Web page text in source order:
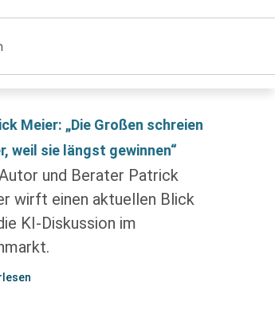
Meier: „Die Großen schreien
weil sie längst gewinnen“
und Berater Patrick
wirft einen aktuellen Blick
KI-Diskussion im